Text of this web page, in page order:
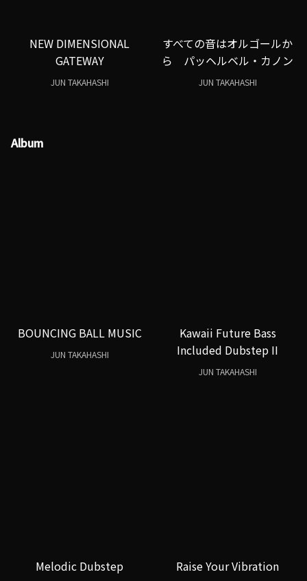
NEW DIMENSIONAL
GATEWAY
JUN TAKAHASHI
すべての音はオルゴールか
ら パッヘルベル・カノン
JUN TAKAHASHI
Album
BOUNCING BALL MUSIC
JUN TAKAHASHI
Kawaii Future Bass
Included Dubstep II
JUN TAKAHASHI
Melodic Dubstep Raise Your Vibration